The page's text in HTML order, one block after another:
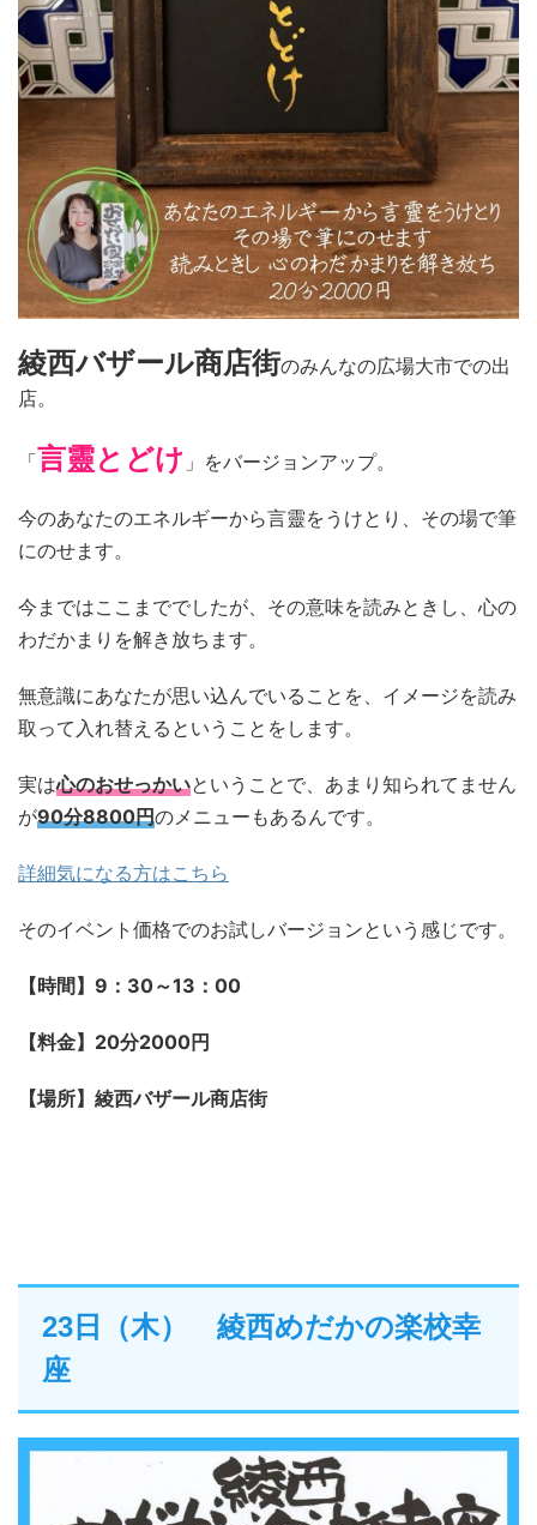
綾西バザール商店街のみんなの広場大市での出
店。
「言靈とどけ 」をバージョンアップ。
今のあなたのエネルギーから言靈をうけとり、その場で筆
にのせます。
今まではここまででしたが、その意味を読みときし、心の
わだかまりを解き放ちます。
無意識にあなたが思い込んでいることを、イメージを読み
取って入れ替えるということをします。
実は心のおせっかいということで、あまり知られてません
が90分8800円のメニューもあるんです。
詳細気になる方はこちら
そのイベント価格でのお試しバージョンという感じです。
【時間】9：30～13：00
【料金】20分2000円
【場所】綾西バザール商店街
23日（木） 綾西めだかの楽校幸
座